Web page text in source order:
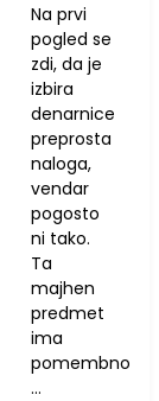
Na prvi
pogled se
zdi, da je
izbira
denarnice
preprosta
naloga,
vendar
pogosto
ni tako.
Ta
majhen
predmet
ima
pomembno
…